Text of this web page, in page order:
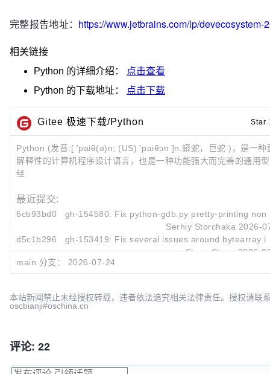
完整报告地址： https://www.jetbrains.com/lp/devecosystem-
相关链接
Python 的详细介绍：
点击查看
Python 的下载地址： 点击下载
Gitee 极速下载/Python Star
Python (发音:[ 'paiθ(ə)n; (US) 'paiθɔn ]n.蟒蛇，巨蛇 )，是一种
解释性的计算机程序设计语言，也是一种功能强大而完善的通用
经
最近提交:
6cb93bd0
gh-154580: Fix python-gdb.py pretty-printing
Serhiy Storchaka 2026-
d5c1b296
gh-153419: Fix several issues around bytearray
Steve Stagg 2026-
d24d9d0f
gh-76595: Add tests for PyCapsule_Import() (GH-
main 分支： 2026-07-24
本站新闻禁止未经授权转载，违者依法追究相关法律责任。授权请联
oscbianji#oschina.cn
评论: 22